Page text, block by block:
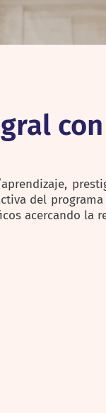
del
acercando la